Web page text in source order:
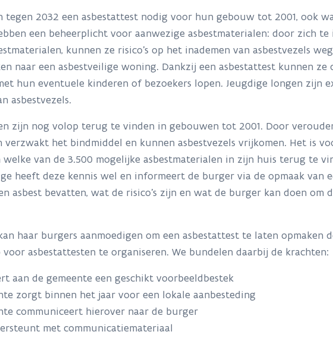
tegen 2032 een asbestattest nodig voor hun gebouw tot 2001, ook
een beheerplicht voor aanwezige asbestmaterialen: door zich
kunnen ze risico’s op het inademen van asbestvezels
naar een asbestveilige woning. Dankzij een asbestattest kunnen ze
hun eventuele kinderen of bezoekers lopen. Jeugdige longen zijn
asbestvezels.
zijn nog volop terug te vinden in gebouwen tot 2001. Door
verzwakt het bindmiddel en kunnen asbestvezels vrijkomen. Het is
van de 3.500 mogelijke asbestmaterialen in zijn huis terug te
heeft deze kennis wel en informeert de burger via de opmaak van
asbest bevatten, wat de risico’s zijn en wat de burger kan doen om
haar burgers aanmoedigen om een asbestattest te laten opmaken
voor asbestattesten te organiseren. We bundelen daarbij de krachten:
aan de gemeente een geschikt voorbeeldbestek
zorgt binnen het jaar voor een lokale aanbesteding
communiceert hierover naar de burger
met communicatiemateriaal